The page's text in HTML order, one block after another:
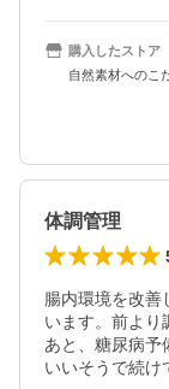
購入したストア
自然素材へのこ
体調管理
腸内環境を改善
います。前より
あと、糖尿病予
いいそうで続け